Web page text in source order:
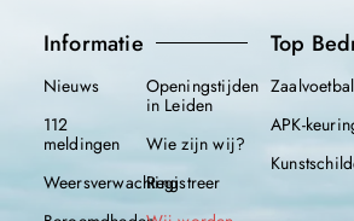
Informatie
Nieuws
112
meldingen
Weersverwachting
Openingstijden
in Leiden
Wie zijn wij?
Registreer
Top
Zaalvoetbal
APK-